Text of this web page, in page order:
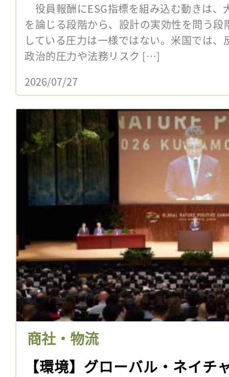
役員報酬にESG指標を組み込む動きは、
を論じる段階から、設計の実効性を問う
している圧力は一様ではない。米国では、
政治的圧力や法務リスク […]
2026/07/27
商社・物流
【環境】グローバル・ネイチ